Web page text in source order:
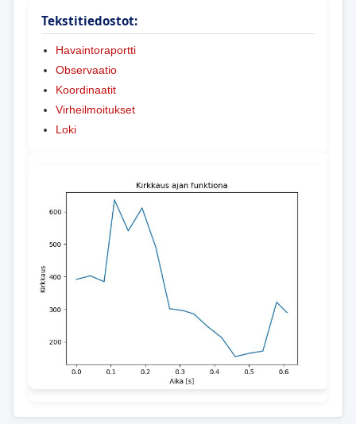
Tekstitiedostot:
Havaintoraportti
Observaatio
Koordinaatit
Virheilmoitukset
Loki